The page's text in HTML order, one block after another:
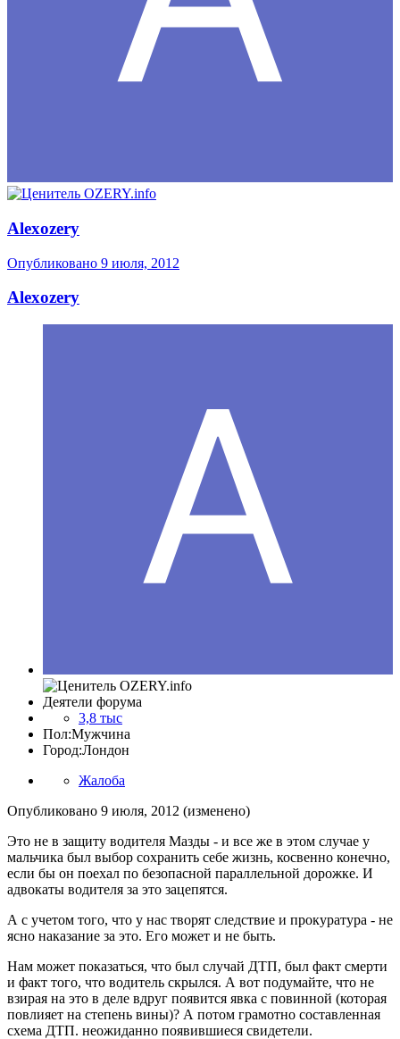
Alexozery
Опубликовано 9 июля, 2012
Alexozery
Деятели форума
3,8 тыс
Пол:Мужчина
Город:Лондон
Жалоба
Опубликовано 9 июля, 2012 (изменено)
Это не в защиту водителя Мазды - и все же в этом случае у
мальчика был выбор сохранить себе жизнь, косвенно конечно,
если бы он поехал по безопасной параллельной дорожке. И
адвокаты водителя за это зацепятся.
А с учетом того, что у нас творят следствие и прокуратура - не
ясно наказание за это. Его может и не быть.
Нам может показаться, что был случай ДТП, был факт смерти
и факт того, что водитель скрылся. А вот подумайте, что не
взирая на это в деле вдруг появится явка с повинной (которая
повлияет на степень вины)? А потом грамотно составленная
схема ДТП. неожиданно появившиеся свидетели.